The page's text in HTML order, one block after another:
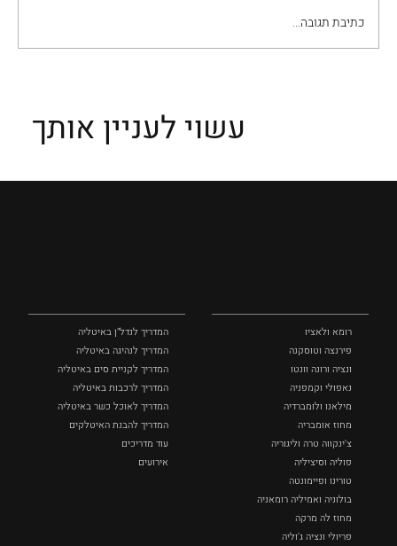
כתיבת תגובה...
עשוי לעניין אותך
רומא ולאציו
פירנצה וטוסקנה ‏
ונציה ורונה וונטו
נאפולי‏ וקמפניה
מילאנו ולומברדיה
מחוז אומבריה
צ'ינקווה טרה וליגוריה
פוליה וסיציליה ‏
טורינו ופיימונטה
בולוניה ואמיליה רומאניה
מחוז לה מרקה
פריולי ונציה ג'וליה
המדריך לנדל"ן באיטליה
המדריך לנהיגה באיטליה
המדריך לקניית סים באיטליה
המדריך לרכבות באיטליה
המדריך לאוכל כשר באיטליה
המדריך להבנת האיטלקים
עוד מדריכים
אירועים